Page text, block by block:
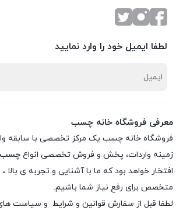
لطفا ایمیل خود را وارد نمایید
معرفی فروشگاه خانه چسب
فروشگاه خانه چسب یک مرکز تخصصی با سابقه
زمینه واردات، پخش و فروش تخصصی انواع چسب
افتخار خواهد بود که ما با آشنایی و تجربه ی
متخصص برای رفع نیاز شما باشیم.
لطفا قبل از سفارش قوانین و شرایط و سیاست